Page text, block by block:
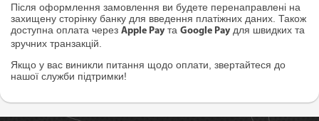
Після оформлення замовлення ви будете перенаправлені на
захищену сторінку банку для введення платіжних даних. Також
доступна оплата через Apple Pay та Google Pay для швидких та
зручних транзакцій.
Якщо у вас виникли питання щодо оплати, звертайтеся до
нашої служби підтримки!